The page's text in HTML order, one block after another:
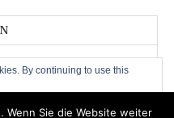
By continuing to use this
Wenn Sie die Website weiter